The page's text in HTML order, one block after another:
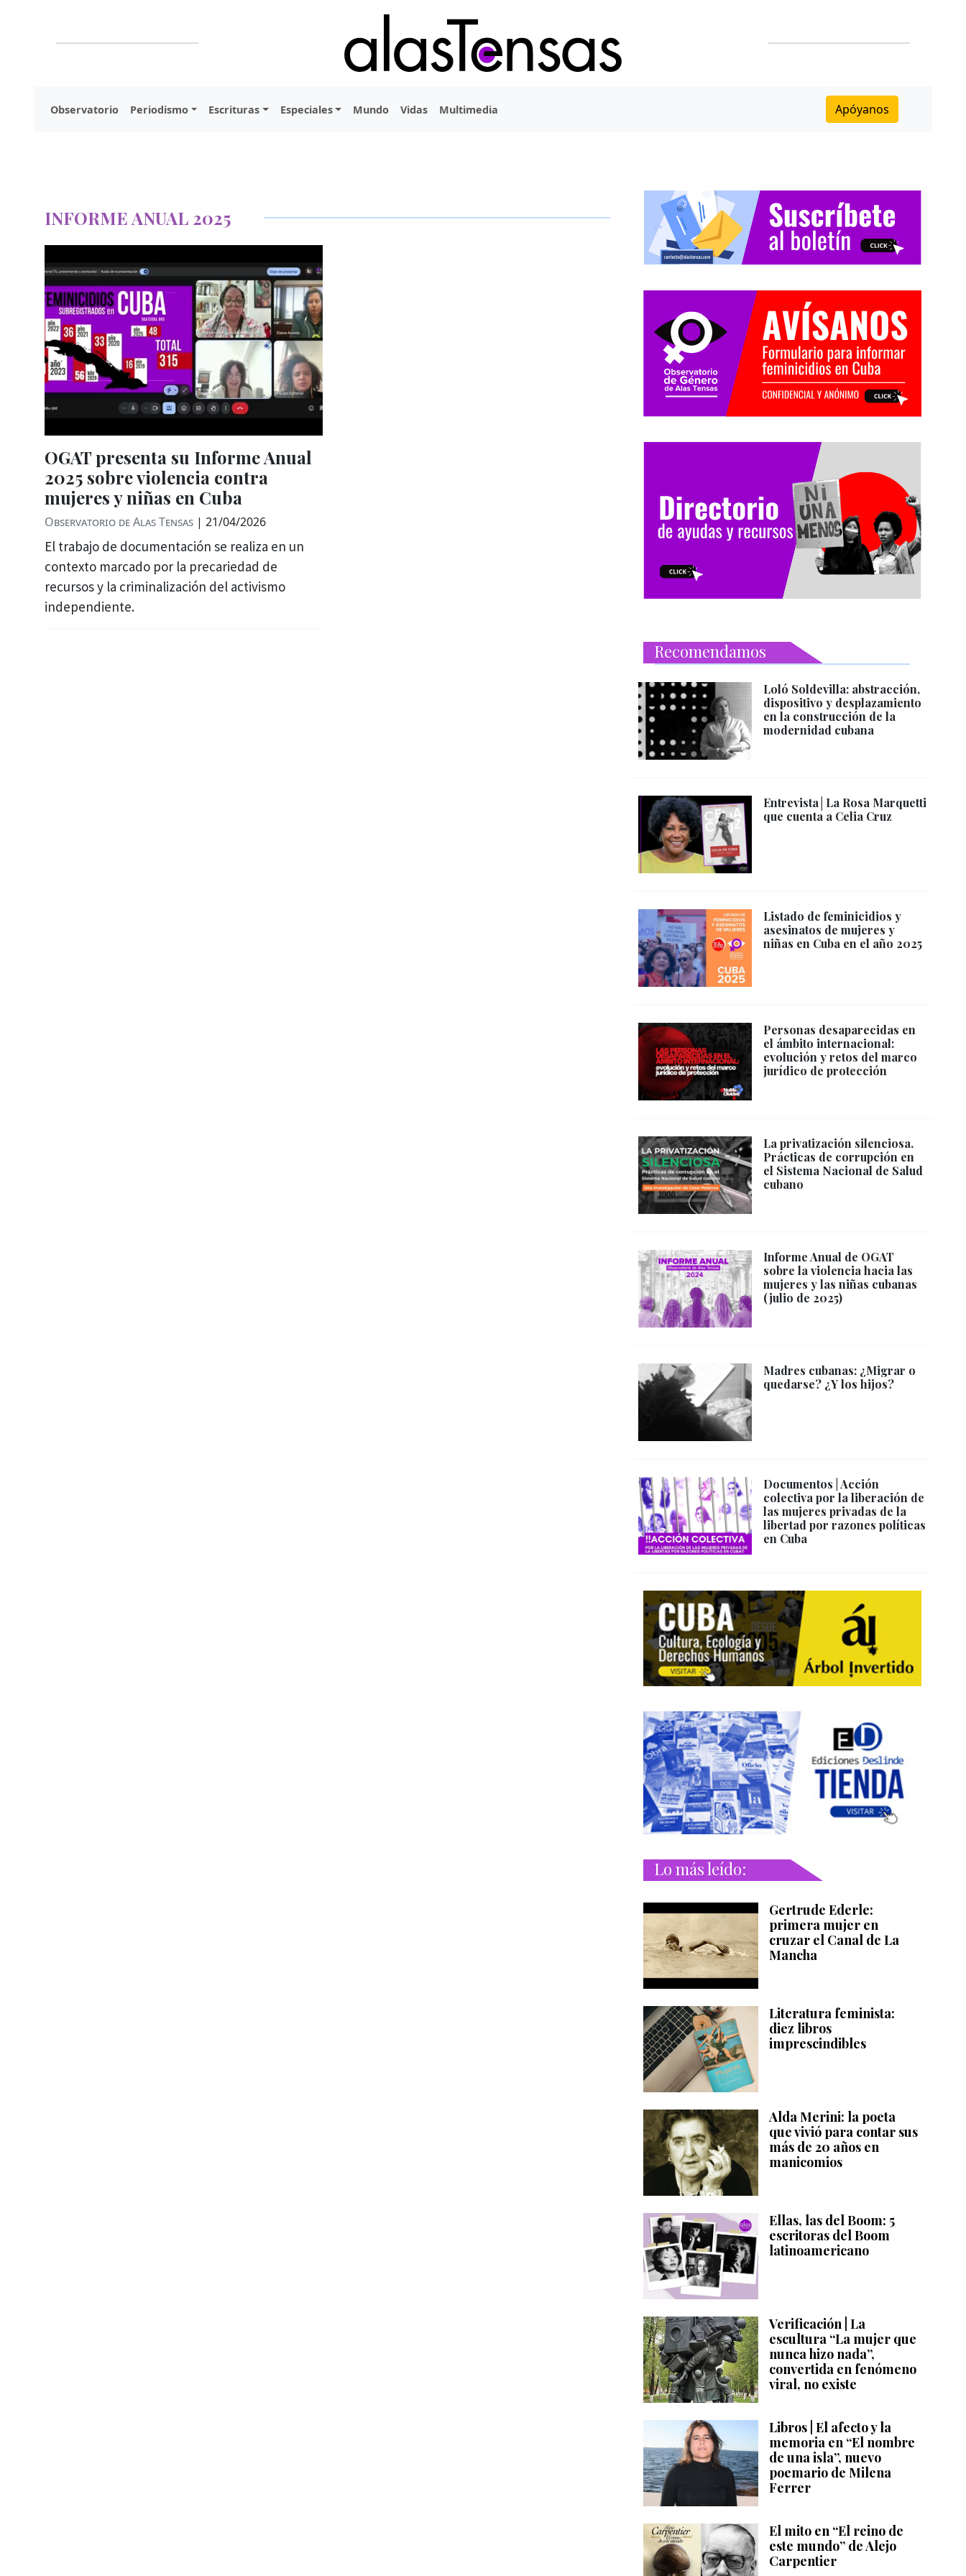
Observatorio Periodismo Escrituras Especiales Mundo Vidas Multimedia Apóyanos
INFORME ANUAL 2025
OGAT presenta su Informe Anual
2025 sobre violencia contra
mujeres y niñas en Cuba
Observatorio de Alas Tensas | 21/04/2026
El trabajo de documentación se realiza en un
contexto marcado por la precariedad de
recursos y la criminalización del activismo
independiente.
Recomendamos
Loló Soldevilla: abstracción,
dispositivo y desplazamiento
en la construcción de la
modernidad cubana
Entrevista│La Rosa Marquetti
que cuenta a Celia Cruz
Listado de feminicidios y
asesinatos de mujeres y
niñas en Cuba en el año 2025
Personas desaparecidas en
el ámbito internacional:
evolución y retos del marco
jurídico de protección
La privatización silenciosa.
Prácticas de corrupción en
el Sistema Nacional de Salud
cubano
Informe Anual de OGAT
sobre la violencia hacia las
mujeres y las niñas cubanas
(julio de 2025)
Madres cubanas: ¿Migrar o
quedarse? ¿Y los hijos?
Documentos | Acción
colectiva por la liberación de
las mujeres privadas de la
libertad por razones políticas
en Cuba
Lo más leído:
Gertrude Ederle:
primera mujer en
cruzar el Canal de La
Mancha
Literatura feminista:
diez libros
imprescindibles
Alda Merini: la poeta
que vivió para contar sus
más de 20 años en
manicomios
Ellas, las del Boom: 5
escritoras del Boom
latinoamericano
Verificación | La
escultura “La mujer que
nunca hizo nada”,
convertida en fenómeno
viral, no existe
Libros | El afecto y la
memoria en “El nombre
de una isla”, nuevo
poemario de Milena
Ferrer
El mito en “El reino de
este mundo” de Alejo
Carpentier